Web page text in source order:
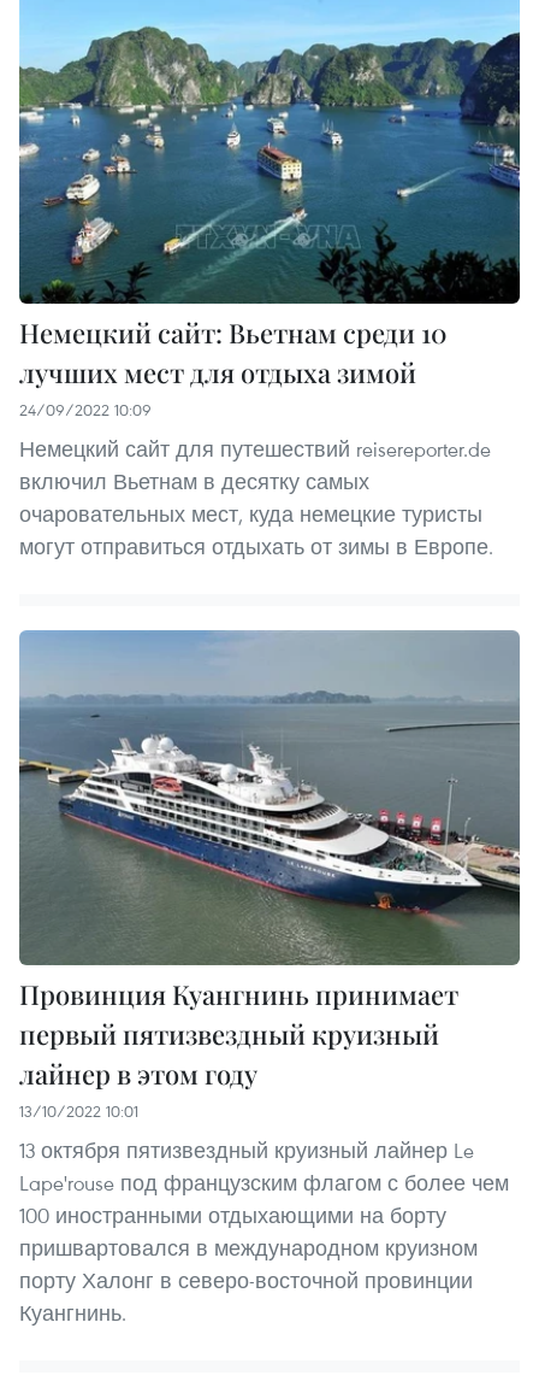
Немецкий сайт: Вьетнам среди 10
лучших мест для отдыха зимой
24/09/2022 10:09
Немецкий сайт для путешествий reisereporter.de
включил Вьетнам в десятку самых
очаровательных мест, куда немецкие туристы
могут отправиться отдыхать от зимы в Европе.
Провинция Куангнинь принимает
первый пятизвездный круизный
лайнер в этом году
13/10/2022 10:01
13 октября пятизвездный круизный лайнер Le
Lape'rouse под французским флагом с более чем
100 иностранными отдыхающими на борту
пришвартовался в международном круизном
порту Халонг в северо-восточной провинции
Куангнинь.